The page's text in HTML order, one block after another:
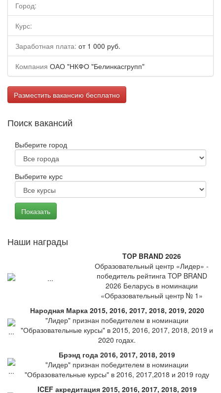
Город:
Курс:
Заработная плата: от 1 000 руб.
Компания ОАО "НКФО "Белинкасгрупп"
Разместить вакансию бесплатно
Поиск вакансий
Выберите город
Выберите курс
Наши награды
TOP BRAND 2026
Образовательный центр «Лидер» -
победитель рейтинга TOP BRAND
2026 Беларусь в номинации
«Образовательный центр № 1»
Народная Марка 2015, 2016, 2017, 2018, 2019, 2020
"Лидер" признан победителем в номинации
"Образовательные курсы" в 2015, 2016, 2017, 2018, 2019 и
2020 годах.
Брэнд года 2016, 2017, 2018, 2019
"Лидер" признан победителем в номинации
"Образовательные курсы" в 2016, 2017,2018 и 2019 году
ICEF акредитация 2015, 2016, 2017, 2018, 2019